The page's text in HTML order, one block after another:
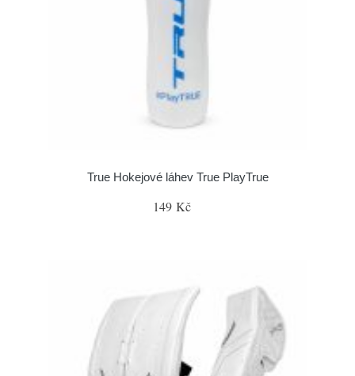
True Hokejové láhev True PlayTrue
149 Kč